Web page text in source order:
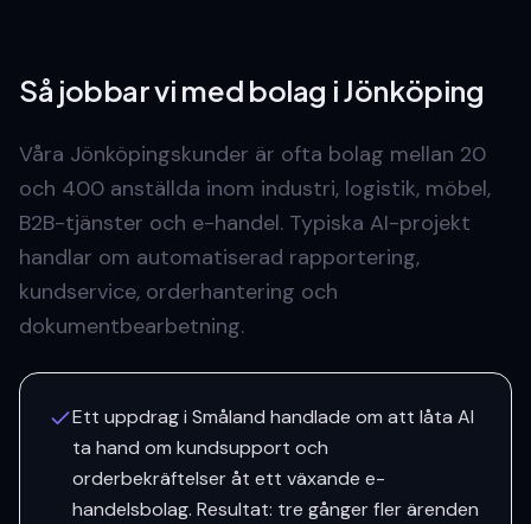
Så jobbar vi med bolag i Jönköping
Våra Jönköpingskunder är ofta bolag mellan 20
och 400 anställda inom industri, logistik, möbel,
B2B-tjänster och e-handel. Typiska AI-projekt
handlar om automatiserad rapportering,
kundservice, orderhantering och
dokumentbearbetning.
Ett uppdrag i Småland handlade om att låta AI
ta hand om kundsupport och
orderbekräftelser åt ett växande e-
handelsbolag. Resultat: tre gånger fler ärenden